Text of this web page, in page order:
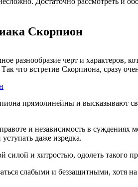
Скорпион
разнообразие черт и характеров,
что встретив Скорпиона, сразу
прямолинейны и высказывают
и независимость в
даже изредка.
силой и хитростью, одолеть такого
слабыми и беззащитными, хотя